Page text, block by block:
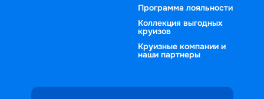
Программа лояльности
Коллекция выгодных
круизов
Круизные компании и
наши партнеры